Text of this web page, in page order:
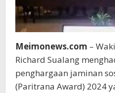
Meimonews.com –
Richard Sualang
penghargaan jaminan
(Paritrana Award) 2024